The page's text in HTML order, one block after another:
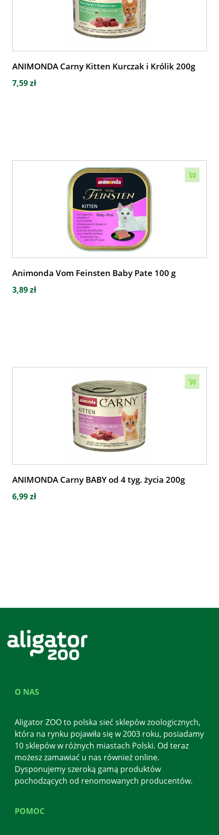
ANIMONDA Carny Kitten Kurczak i Królik 200g
7,59 zł
Animonda Vom Feinsten Baby Pate 100 g
3,89 zł
ANIMONDA Carny BABY od 4 tyg. życia 200g
6,99 zł
O NAS
Aligator ZOO to polska sieć sklepów zoologicznych,
która na rynku pojawiła się w 2003 roku, posiadamy
10 sklepów w różnych miastach Polski. Od teraz
możesz zamawiać u nas również online.
Dysponujemy szeroką gamą produktów
pochodzących od renomowanych producentów.
POMOC